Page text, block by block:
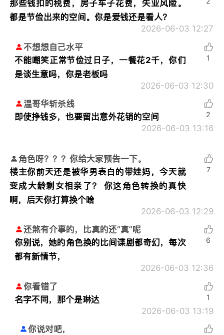
那些钱扣的税费，房子车子花费，失业风险。
都是节俭出来的空间。你是爱钱还是看人？
2026-06-03 12:27
不想想自己水平
不能嘲笑正常节俭过日子，一餐花2千，你们
是谈生意吗，你是老板吗
2026-06-03 12:30
1
温哥华斩杀线
即使挣钱多，也要留出意外花销的空间
2026-06-03 13:16
2
角色呀？？？你给大家预告一下。
楼主你前天还是被华男表白的带娃妈，今天就
变成大龄剩女相亲了？ 你这角色转换的真快
啊，后天你打算换个啥
2026-06-03 12:29
7
还煞有介事的，比真的还“真”呢
你别说，她的角色换的比间谍剧都奇幻，每次
都有新情节，
2026-06-03 12:36
6
你看错了
名字不同，那个是琳达
2026-06-03 13:19
1
你说对吧，